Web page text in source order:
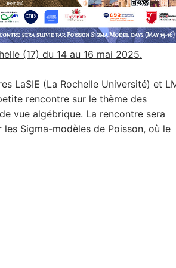
(17) du 14 au 16 mai 2025.
LaSIE (La Rochelle Université) et
rencontre sur le thème des
vue algébrique. La rencontre sera
Sigma-modèles de Poisson, où le